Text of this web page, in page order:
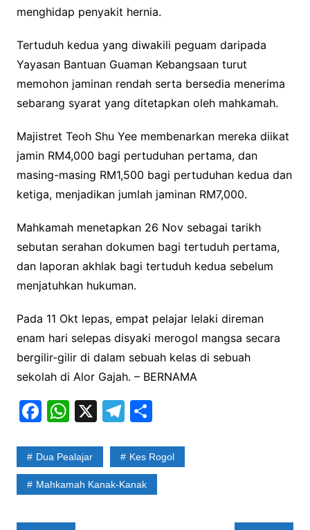
menghidap penyakit hernia.
Tertuduh kedua yang diwakili peguam daripada
Yayasan Bantuan Guaman Kebangsaan turut
memohon jaminan rendah serta bersedia menerima
sebarang syarat yang ditetapkan oleh mahkamah.
Majistret Teoh Shu Yee membenarkan mereka diikat
jamin RM4,000 bagi pertuduhan pertama, dan
masing-masing RM1,500 bagi pertuduhan kedua dan
ketiga, menjadikan jumlah jaminan RM7,000.
Mahkamah menetapkan 26 Nov sebagai tarikh
sebutan serahan dokumen bagi tertuduh pertama,
dan laporan akhlak bagi tertuduh kedua sebelum
menjatuhkan hukuman.
Pada 11 Okt lepas, empat pelajar lelaki direman
enam hari selepas disyaki merogol mangsa secara
bergilir-gilir di dalam sebuah kelas di sebuah
sekolah di Alor Gajah. – BERNAMA
F
c
e
b
o
W
at
s
A
p
X T
e
gr
a
S
ar
e
Dua Pealajar Kes Rogol
Mahkamah Kanak-Kanak